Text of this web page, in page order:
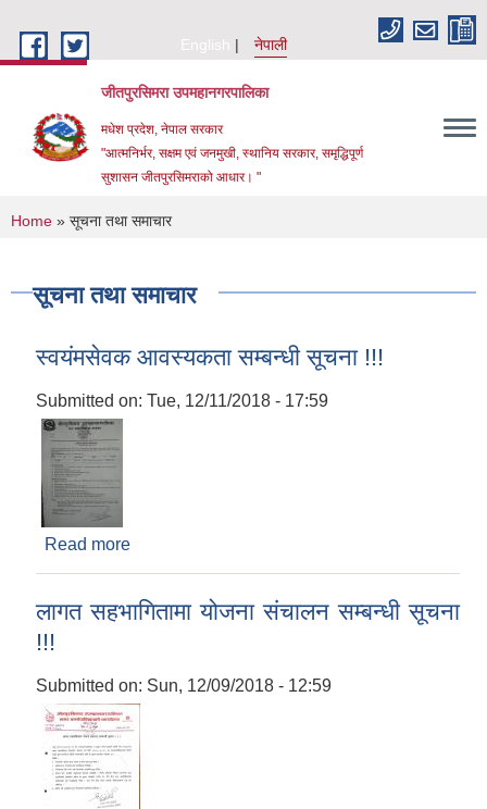
English
नेपाली
जीतपुरसिमरा उपमहानगरपालिका
मधेश प्रदेश, नेपाल सरकार
"आत्मनिर्भर, सक्षम एवं जनमुखी, स्थानिय सरकार, समृद्धिपूर्ण
सुशासन जीतपुरसिमराको आधार। "
You are here
Home » सूचना तथा समाचार
सूचना तथा समाचार
स्वयंमसेवक आवस्यकता सम्बन्धी सूचना !!!
Submitted on: Tue, 12/11/2018 - 17:59
Read more
लागत सहभागितामा योजना संचालन सम्बन्धी सूचना
!!!
Submitted on: Sun, 12/09/2018 - 12:59